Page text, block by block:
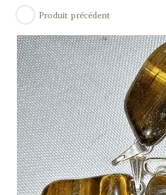
Produit précédent